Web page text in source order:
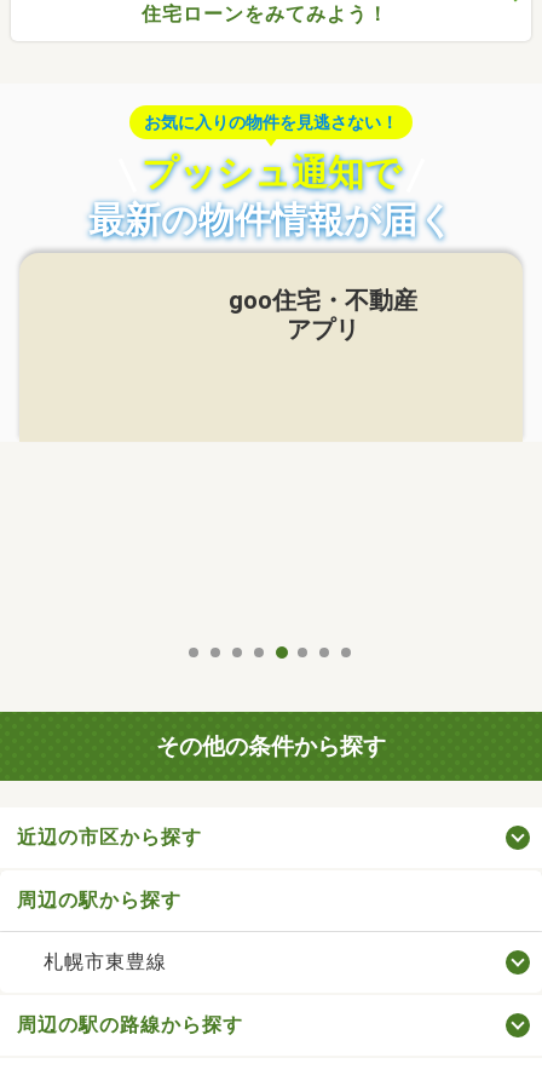
住宅ローンをみてみよう！
お気に入りの物件を見逃さない！
プッシュ通知で
最新の物件情報が届く
goo住宅・不動産
アプリ
その他の条件から探す
近辺の市区から探す
周辺の駅から探す
札幌市東豊線
周辺の駅の路線から探す